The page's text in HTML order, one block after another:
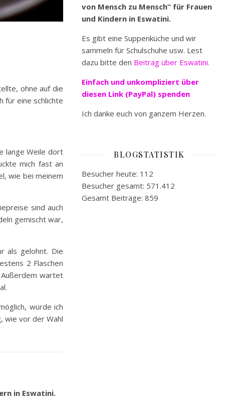
ohne auf die
für eine schlichte
lange Weile dort
mich fast an
wie bei meinem
sind auch
gemischt war,
als gelohnt. Die
2 Flaschen
wartet
würde ich
wie vor der Wahl
in Eswatini.
von Mensch zu Mensch“ für Frauen
und Kindern in Eswatini.
Es gibt eine Suppenküche und wir
sammeln für Schulschuhe usw. Lest
dazu bitte den Beitrag über Eswatini.
Einfach und unkompliziert über
diesen Link (PayPal) spenden
Ich danke euch von ganzem Herzen.
BLOGSTATISTIK
Besucher heute: 112
Besucher gesamt: 571.412
Gesamt Beiträge: 859